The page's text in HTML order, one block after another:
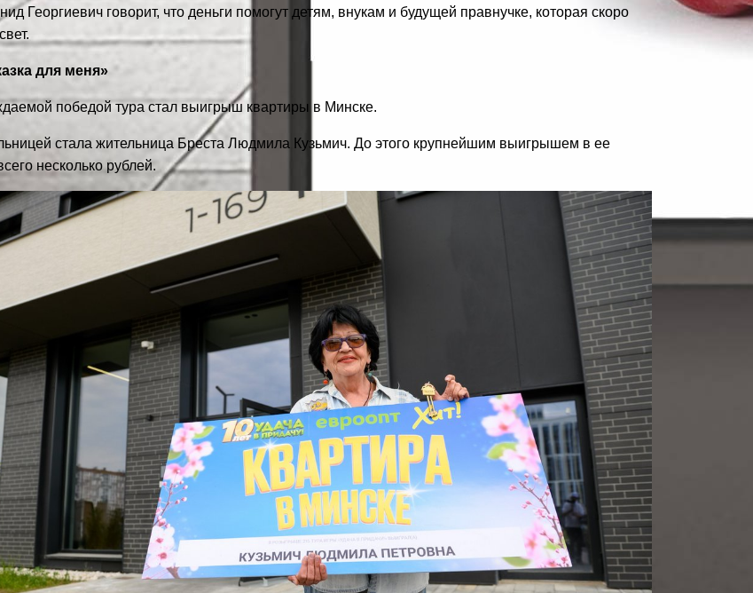
Георгиевич говорит, что деньги помогут детям, внукам и будущей правнучке, которая скоро
для меня»
победой тура стал выигрыш квартиры в Минске.
стала жительница Бреста Людмила Кузьмич. До этого крупнейшим выигрышем в ее
несколько рублей.